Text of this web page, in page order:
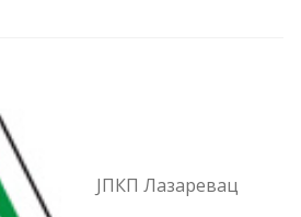
ЈПКП Лазаревац